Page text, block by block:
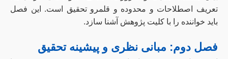
تعریف اصطلاحات و محدوده و قلمرو تحقیق است. این فصل
باید خواننده را با کلیت پژوهش آشنا سازد.
فصل دوم: مبانی نظری و پیشینه تحقیق